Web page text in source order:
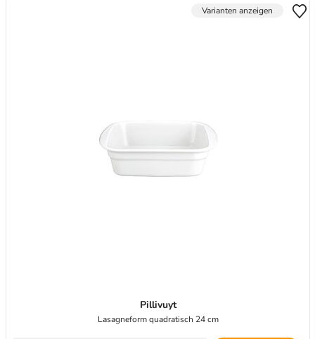
Varianten anzeigen
Pillivuyt
Lasagneform quadratisch 24 cm